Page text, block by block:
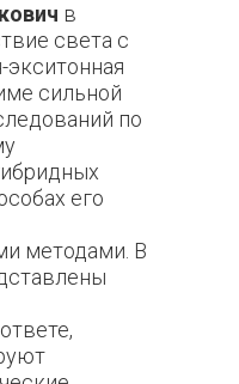
в
света с
сильной
по
его
методами. В